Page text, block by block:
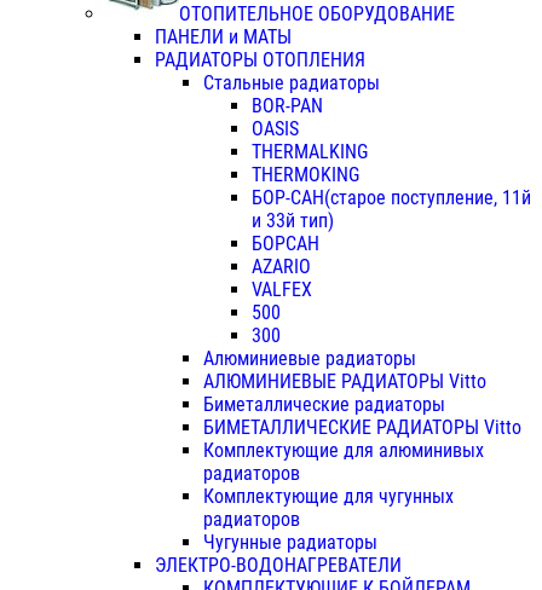
ОТОПИТЕЛЬНОЕ ОБОРУДОВАНИЕ
ПАНЕЛИ и МАТЫ
РАДИАТОРЫ ОТОПЛЕНИЯ
Стальные радиаторы
BOR-PAN
OASIS
THERMALKING
THERMOKING
БОР-САН(старое поступление, 11й
и 33й тип)
БОРСАН
AZARIO
VALFEX
500
300
Алюминиевые радиаторы
АЛЮМИНИЕВЫЕ РАДИАТОРЫ Vitto
Биметаллические радиаторы
БИМЕТАЛЛИЧЕСКИЕ РАДИАТОРЫ Vitto
Комплектующие для алюминивых
радиаторов
Комплектующие для чугунных
радиаторов
Чугунные радиаторы
ЭЛЕКТРО-ВОДОНАГРЕВАТЕЛИ